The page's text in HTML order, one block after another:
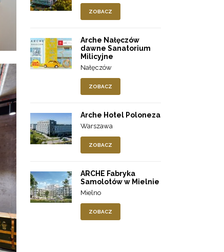
ZOBACZ
Arche Nałęczów
dawne Sanatorium
Milicyjne
Nałęczów
ZOBACZ
Arche Hotel Poloneza
Warszawa
ZOBACZ
ARCHE Fabryka
Samolotów w Mielnie
Mielno
ZOBACZ